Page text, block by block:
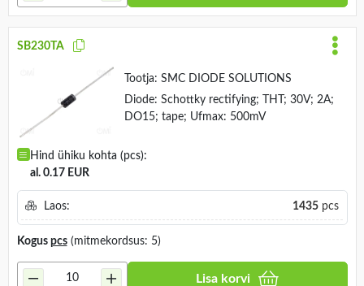
SB230TA
Tootja: SMC DIODE SOLUTIONS
Diode: Schottky rectifying; THT; 30V; 2A;
DO15; tape; Ufmax: 500mV
Hind ühiku kohta (pcs):
al. 0.17 EUR
Laos: 1435pcs
Kogus pcs(mitmekordsus: 5)
Lisa korvi